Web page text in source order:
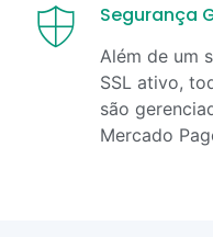
Segurança
Além de um
SSL ativo,
são
Mercado